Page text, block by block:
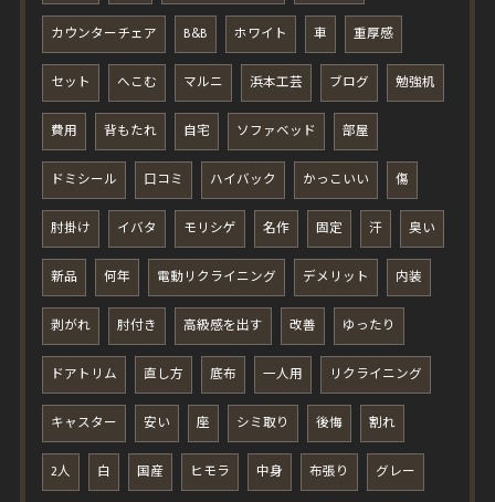
カウンターチェア B&B ホワイト 車 重厚感
セット へこむ マルニ 浜本工芸 ブログ 勉強机
費用 背もたれ 自宅 ソファベッド 部屋
ドミシール 口コミ ハイバック かっこいい 傷
肘掛け イバタ モリシゲ 名作 固定 汗 臭い
新品 何年 電動リクライニング デメリット 内装
剥がれ 肘付き 高級感を出す 改善 ゆったり
ドアトリム 直し方 底布 一人用 リクライニング
キャスター 安い 座 シミ取り 後悔 割れ
2人 白 国産 ヒモラ 中身 布張り グレー